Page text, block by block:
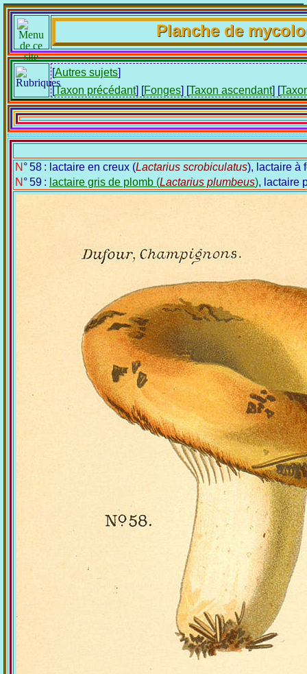
Planche de
[Autres sujets]
[Taxon précédant] [Fonges] [Taxon ascendant] [
N° 58 : lactaire en creux (Lactarius scrobiculatus), lactaire à
N° 59 : lactaire gris de plomb (Lactarius plumbeus), lactaire